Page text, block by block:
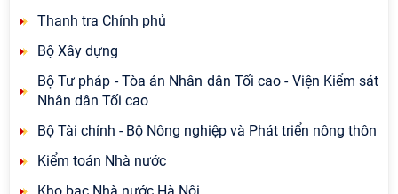
Thanh tra Chính phủ
Bộ Xây dựng
Bộ Tư pháp - Tòa án Nhân dân Tối cao - Viện Kiểm sát
Nhân dân Tối cao
Bộ Tài chính - Bộ Nông nghiệp và Phát triển nông thôn
Kiểm toán Nhà nước